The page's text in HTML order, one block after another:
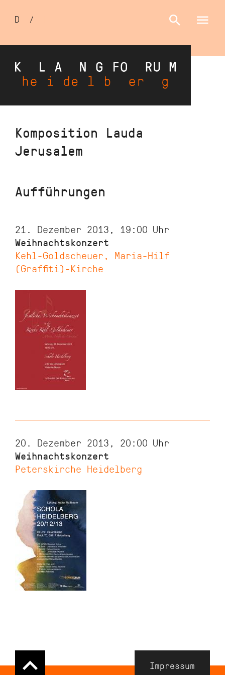
Direkt
Inhalt
Sprachumschalter
D /
Komposition Lauda
Jerusalem
Aufführungen
21. Dezember 2013, 19:00 Uhr
Weihnachtskonzert
Kehl-Goldscheuer, Maria-Hilf
(Graffiti)-Kirche
20. Dezember 2013, 20:00 Uhr
Weihnachtskonzert
Peterskirche Heidelberg
Navigation
Impressum